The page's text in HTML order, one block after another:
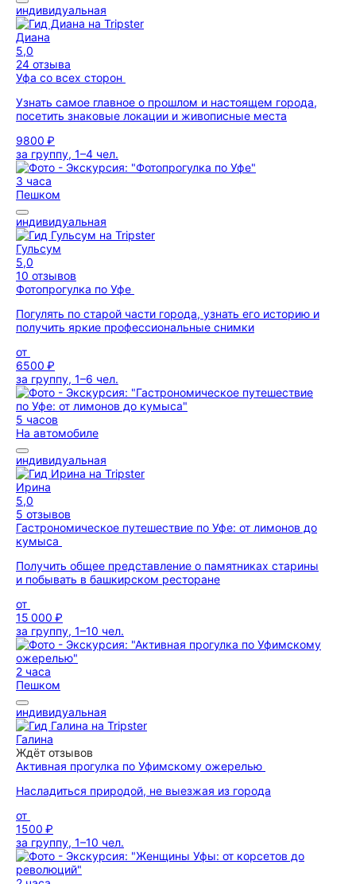
индивидуальная
Диана
5,0
24 отзыва
Уфа со всех сторон
Узнать самое главное о прошлом и настоящем города,
посетить знаковые локации и живописные места
9800 ₽
за группу, 1–4 чел.
3 часа
Пешком
индивидуальная
Гульсум
5,0
10 отзывов
Фотопрогулка по Уфе
Погулять по старой части города, узнать его историю и
получить яркие профессиональные снимки
от
6500 ₽
за группу, 1–6 чел.
5 часов
На автомобиле
индивидуальная
Ирина
5,0
5 отзывов
Гастрономическое путешествие по Уфе: от лимонов до
кумыса
Получить общее представление о памятниках старины
и побывать в башкирском ресторане
от
15 000 ₽
за группу, 1–10 чел.
2 часа
Пешком
индивидуальная
Галина
Ждёт отзывов
Активная прогулка по Уфимскому ожерелью
Насладиться природой, не выезжая из города
от
1500 ₽
за группу, 1–10 чел.